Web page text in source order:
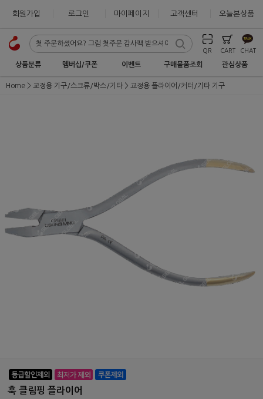
회원가입 로그인 마이페이지 고객센터 오늘본상품
QR CART CHAT
상품분류 멤버십/쿠폰 이벤트 구매물품조회 관심상품
Home 교정용 기구/스크류/박스/기타 교정용 플라이어/커터/기타 기구
훅 클림핑 플라이어